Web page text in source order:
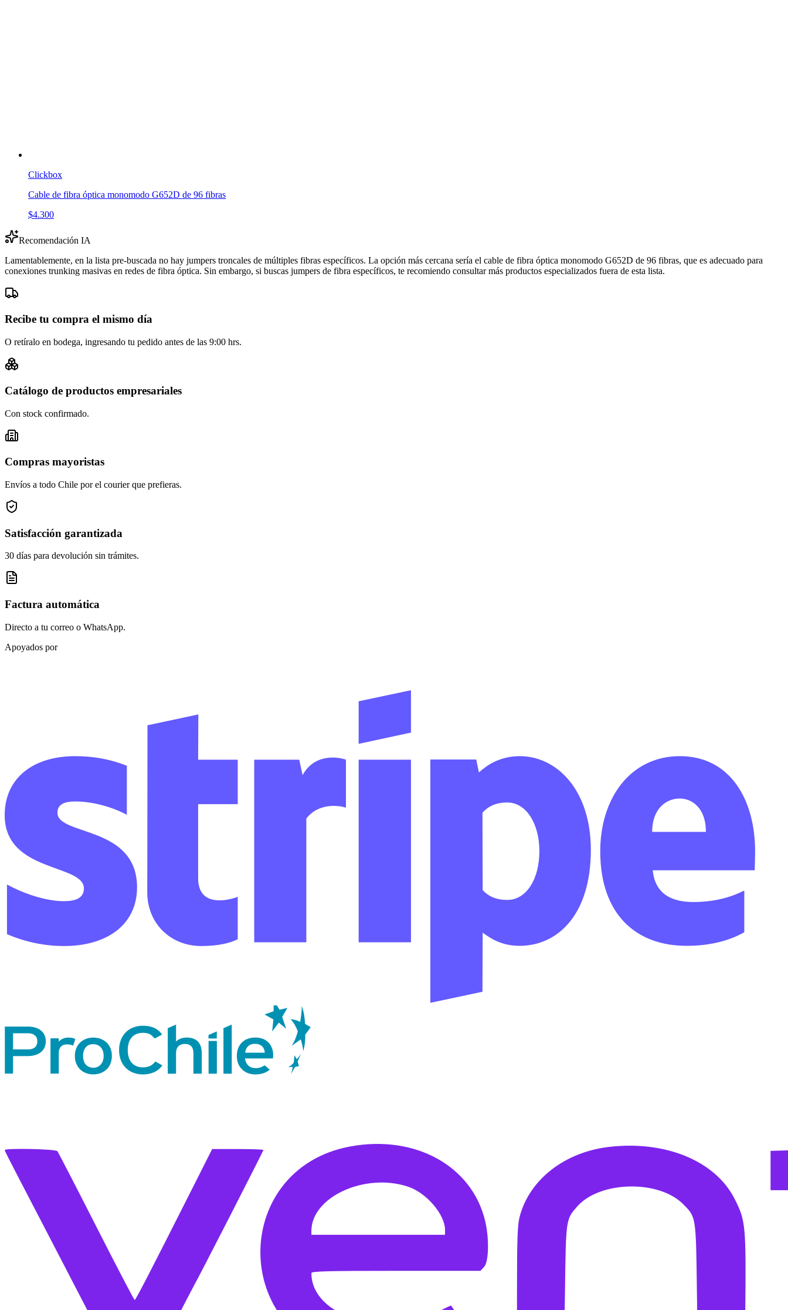
Clickbox
Cable de fibra óptica monomodo G652D de 96 fibras
$4.300
Recomendación IA
Lamentablemente, en la lista pre-buscada no hay jumpers troncales de múltiples fibras específicos. La opción más cercana sería el cable de fibra óptica monomodo G652D de 96 fibras, que es adecuado para
conexiones trunking masivas en redes de fibra óptica. Sin embargo, si buscas jumpers de fibra específicos, te recomiendo consultar más productos especializados fuera de esta lista.
Recibe tu compra el mismo día
O retíralo en bodega, ingresando tu pedido antes de las 9:00 hrs.
Catálogo de productos empresariales
Con stock confirmado.
Compras mayoristas
Envíos a todo Chile por el courier que prefieras.
Satisfacción garantizada
30 días para devolución sin trámites.
Factura automática
Directo a tu correo o WhatsApp.
Apoyados por